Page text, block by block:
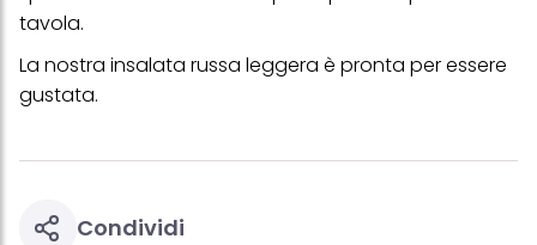
tavola.
La nostra insalata russa leggera è pronta per essere
gustata.
Condividi